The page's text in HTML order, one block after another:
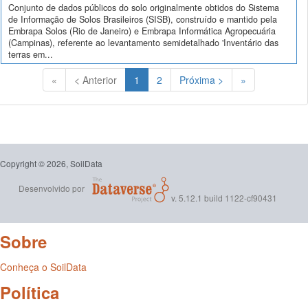
Conjunto de dados públicos do solo originalmente obtidos do Sistema
de Informação de Solos Brasileiros (SISB), construído e mantido pela
Embrapa Solos (Rio de Janeiro) e Embrapa Informática Agropecuária
(Campinas), referente ao levantamento semidetalhado 'Inventário das
terras em...
« < Anterior 1 (Atual)
2 Próxima > »
Copyright © 2026, SoilData
Desenvolvido por
v. 5.12.1 build 1122-cf90431
Sobre
Conheça o SoilData
Política